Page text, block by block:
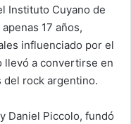
Instituto Cuyano de
17 años,
influenciado por el
llevó a convertirse en
del rock argentino.
Daniel Piccolo, fundó